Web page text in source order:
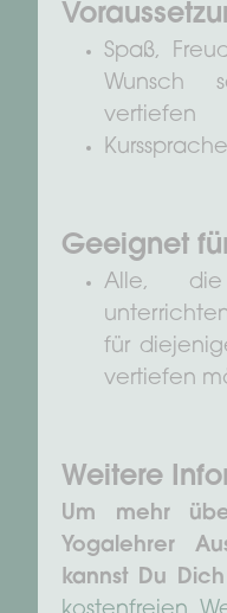
Spaß,
Wunsch
vertiefen
Geeignet
Alle, die
für
vertiefen
Weitere
Um mehr
Yogalehrer
kannst Du